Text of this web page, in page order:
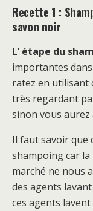
Recette 1 :
savon noir
L’ étape du
importantes
ratez en utilisant
très regardant
sinon vous aurez
Il faut savoir que
shampoing car
marché ne nous
des agents
ces agents